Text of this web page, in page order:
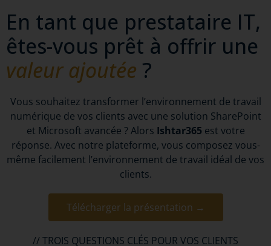
En tant que prestataire IT,
êtes-vous prêt à offrir une
valeur ajoutée ?
Vous souhaitez transformer l’environnement de travail
numérique de vos clients avec une solution SharePoint
et Microsoft avancée ? Alors Ishtar365 est votre
réponse. Avec notre plateforme, vous composez vous-
même facilement l’environnement de travail idéal de vos
clients.
Télécharger la présentation →
// TROIS QUESTIONS CLÉS POUR VOS CLIENTS